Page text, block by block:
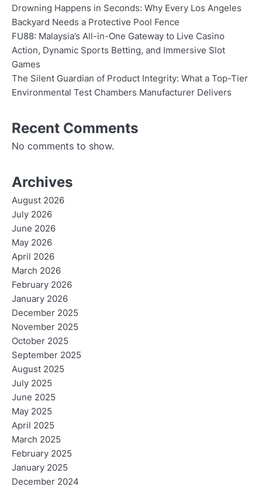
Drowning Happens in Seconds: Why Every Los Angeles
Backyard Needs a Protective Pool Fence
FU88: Malaysia’s All-in-One Gateway to Live Casino
Action, Dynamic Sports Betting, and Immersive Slot
Games
The Silent Guardian of Product Integrity: What a Top-Tier
Environmental Test Chambers Manufacturer Delivers
Recent Comments
No comments to show.
Archives
August 2026
July 2026
June 2026
May 2026
April 2026
March 2026
February 2026
January 2026
December 2025
November 2025
October 2025
September 2025
August 2025
July 2025
June 2025
May 2025
April 2025
March 2025
February 2025
January 2025
December 2024